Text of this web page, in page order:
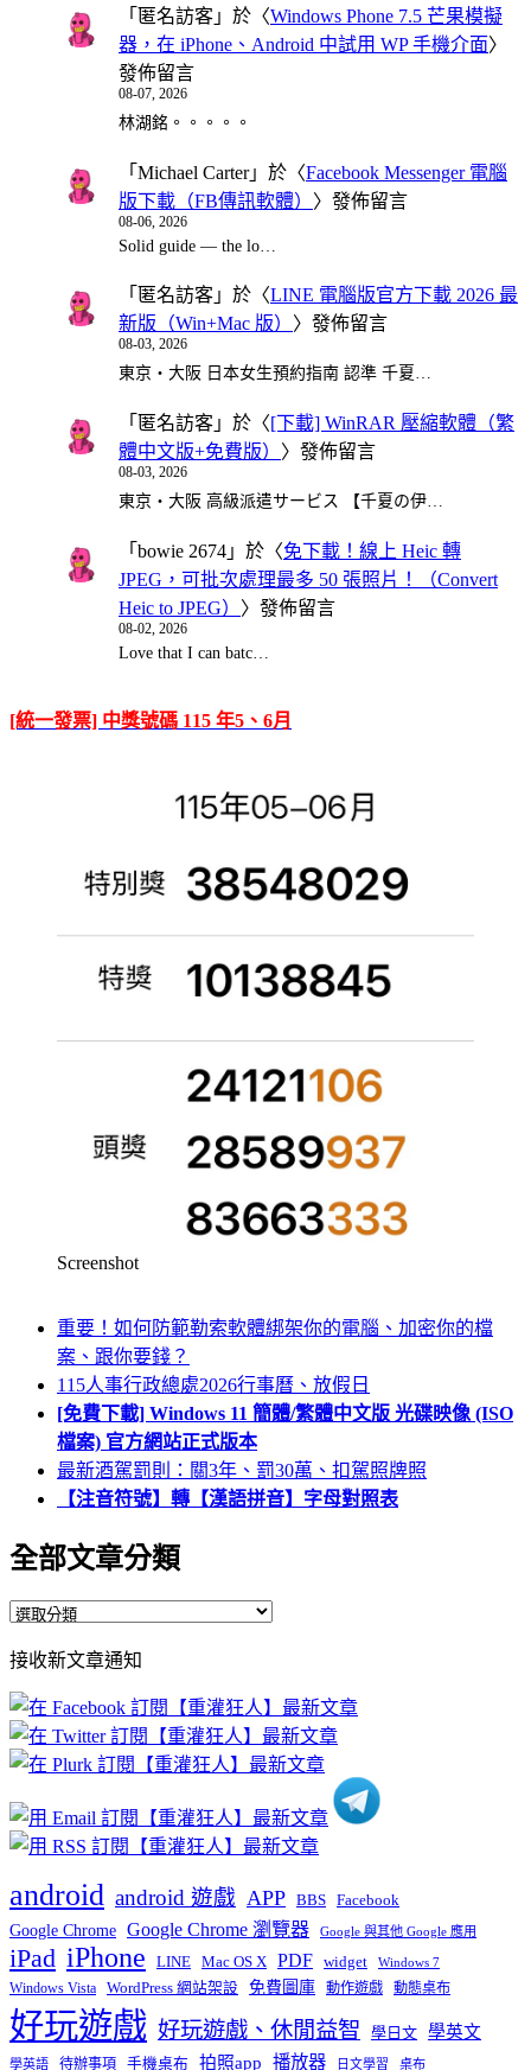
「 匿名訪客 」於〈Windows Phone 7.5 芒果模擬
器，在 iPhone、Android 中試用 WP 手機介面〉
發佈留言
08-07, 2026
林湖銘。。。。。
「 Michael Carter」於〈Facebook Messenger 電腦
版下載（FB傳訊軟體） 〉發佈留言
08-06, 2026
Solid guide — the lo…
「 匿名訪客 」於〈LINE 電腦版官方下載 2026 最
新版（Win+Mac 版） 〉發佈留言
08-03, 2026
東京・大阪 日本女生預約指南 認準 千夏…
「 匿名訪客 」於〈[下載] WinRAR 壓縮軟體（繁
體中文版+免費版） 〉發佈留言
08-03, 2026
東京・大阪 高級派遣サービス 【千夏の伊…
「 bowie 2674 」於〈免下載！線上 Heic 轉
JPEG，可批次處理最多 50 張照片！（Convert
Heic to JPEG） 〉發佈留言
08-02, 2026
Love that I can batc…
[統一發票] 中獎號碼 115 年5、6月
Screenshot
重要！如何防範勒索軟體綁架你的電腦、加密你的檔
案、跟你要錢？
115人事行政總處2026行事曆、放假日
[免費下載] Windows 11 簡體/繁體中文版 光碟映像 (ISO
檔案) 官方網站正式版本
最新酒駕罰則：關3年、罰30萬、扣駕照牌照
【注音符號】轉【漢語拼音】字母對照表
全部文章分類
全
文
章
分
類
接收新文章通知
android android 遊戲 APP BBS Facebook
Google Chrome Google Chrome 瀏覽器 Google 與其他 Google 應用
iPad iPhone LINE Mac OS X PDF widget Windows 7
Windows Vista WordPress 網站架設 免費圖庫 動作遊戲 動態桌布
好玩遊戲 好玩遊戲、休閒益智 學日文 學英文
學英語 待辦事項 手機桌布 拍照app 播放器 日文學習 桌布